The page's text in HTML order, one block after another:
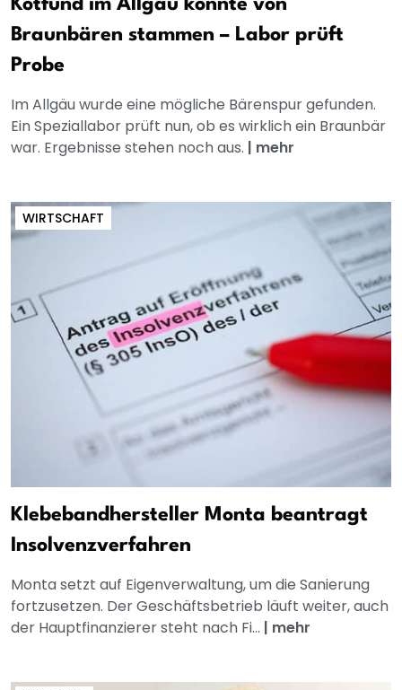
Kotfund im Allgäu könnte von
Braunbären stammen – Labor prüft
Probe
Im Allgäu wurde eine mögliche Bärenspur gefunden.
Ein Speziallabor prüft nun, ob es wirklich ein Braunbär
war. Ergebnisse stehen noch aus. | mehr
WIRTSCHAFT
Klebebandhersteller Monta beantragt
Insolvenzverfahren
Monta setzt auf Eigenverwaltung, um die Sanierung
fortzusetzen. Der Geschäftsbetrieb läuft weiter, auch
der Hauptfinanzierer steht nach Fi... | mehr